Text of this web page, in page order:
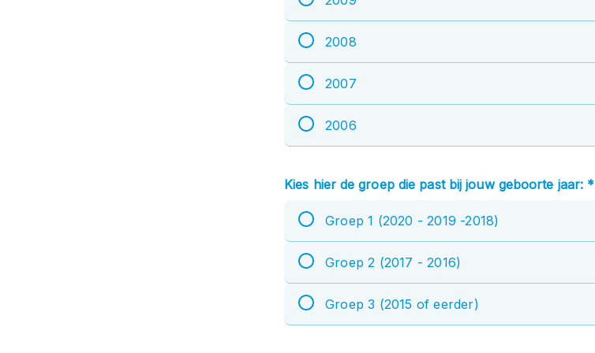
2008
2007
2006
Kies hier de groep die past bij jouw geboorte jaar: *
Groep 1 (2020 - 2019 -2018)
Groep 2 (2017 - 2016)
Groep 3 (2015 of eerder)